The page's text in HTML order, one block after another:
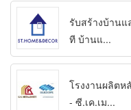
รับสร้างบ้าน
ที บ้านแ...
โรงงานผลิตห
- ซี.เค.เม...